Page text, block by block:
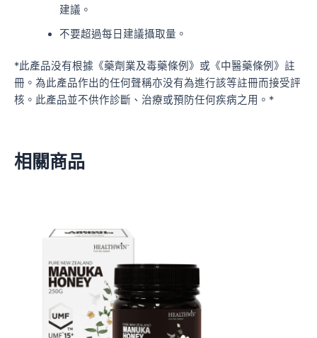
建議。
不要超過每日建議攝取量。
*此產品没有根據《藥劑業及毒藥條例》或《中醫藥條例》註
冊。為此產品作出的任何聲稱亦没有為進行該等註冊而接受評
核。此產品並不供作診斷、治療或預防任何疾病之用。*
相關商品